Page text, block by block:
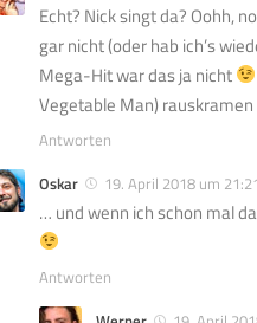
Echt? Nick singt da? Oohh,
gar nicht (oder hab ich’s
Mega-Hit war das ja nicht
Vegetable Man) rauskramen
Antworten
Oskar
19. April 2018 um
… und wenn ich schon mal
Antworten